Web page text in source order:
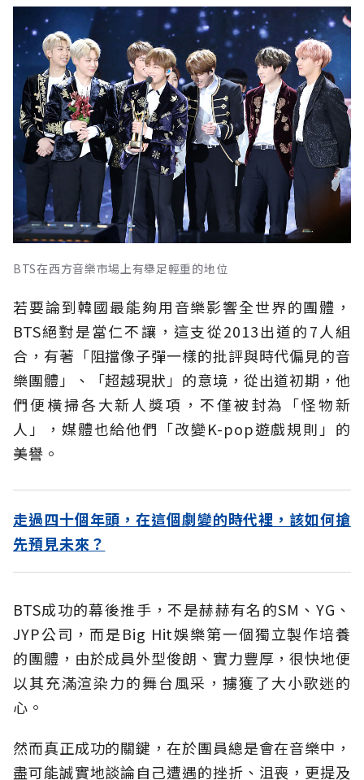
BTS在西方音樂市場上有舉足輕重的地位
若要論到韓國最能夠用音樂影響全世界的團體，
BTS絕對是當仁不讓，這支從2013出道的7人組
合，有著「阻擋像子彈一樣的批評與時代偏見的音
樂團體」、「超越現狀」的意境，從出道初期，他
們便橫掃各大新人獎項，不僅被封為「怪物新
人」，媒體也給他們「改變K-pop遊戲規則」的
美譽。
走過四十個年頭，在這個劇變的時代裡，該如何搶
先預見未來？
BTS成功的幕後推手，不是赫赫有名的SM、YG、
JYP公司，而是Big Hit娛樂第一個獨立製作培養
的團體，由於成員外型俊朗、實力豐厚，很快地便
以其充滿渲染力的舞台風采，擄獲了大小歌迷的
心。
然而真正成功的關鍵，在於團員總是會在音樂中，
盡可能誠實地談論自己遭遇的挫折、沮喪，更提及